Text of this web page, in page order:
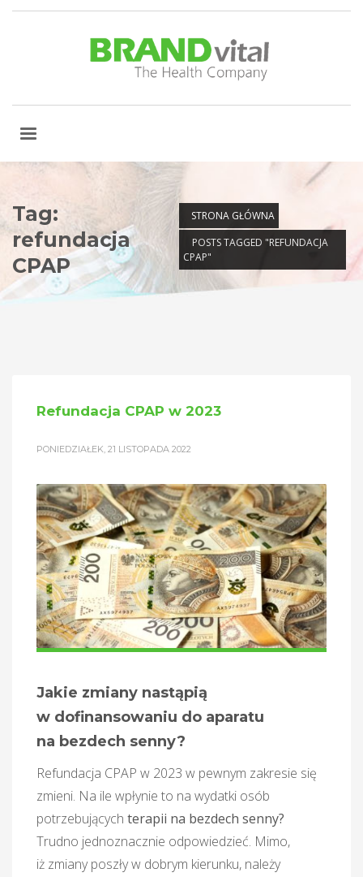
STRONA GŁÓWNA
POSTS TAGGED "REFUNDACJA
CPAP"
Tag:
refundacja
CPAP
Refundacja CPAP w 2023
PONIEDZIAŁEK, 21 LISTOPADA 2022
Jakie zmiany nastąpią
w dofinansowaniu do aparatu
na bezdech senny?
Refundacja CPAP w 2023 w pewnym zakresie się
zmieni. Na ile wpłynie to na wydatki osób
potrzebujących terapii na bezdech senny?
Trudno jednoznacznie odpowiedzieć. Mimo,
iż zmiany poszły w dobrym kierunku, należy